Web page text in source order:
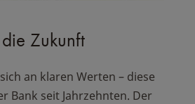
Zukunft
an klaren Werten – diese
Bank seit Jahrzehnten. Der